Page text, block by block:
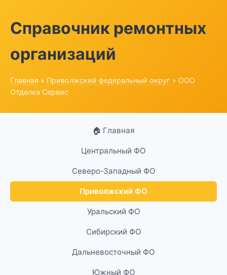
Справочник ремонтных
организаций
Главная » Приволжский федеральный округ » ООО
Отделка Сервис
🏠 Главная
Центральный ФО
Северо-Западный ФО
Приволжский ФО
Уральский ФО
Сибирский ФО
Дальневосточный ФО
Южный ФО